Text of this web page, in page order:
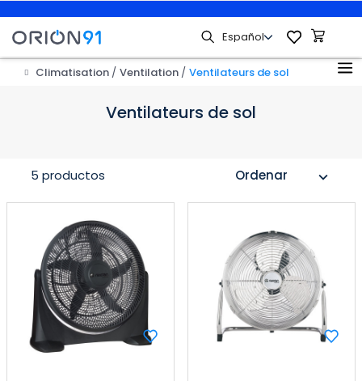
Climatisation Ventilation Ventilateurs de sol
Ventilateurs de sol
Ordenar expand_more
5 productos